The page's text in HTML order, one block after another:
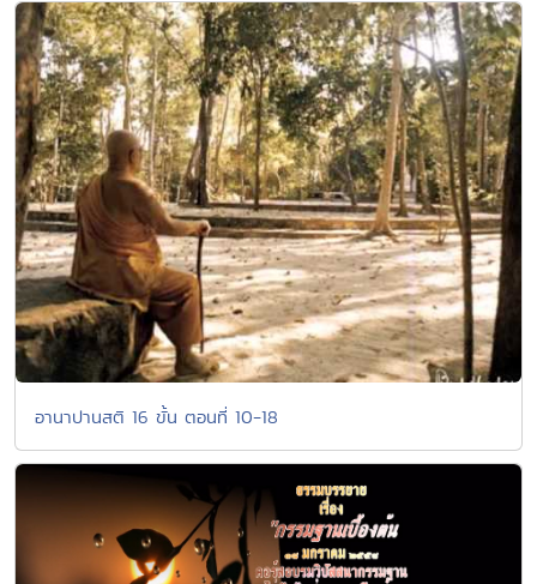
อานาปานสติ 16 ขั้น ตอนที่ 10-18